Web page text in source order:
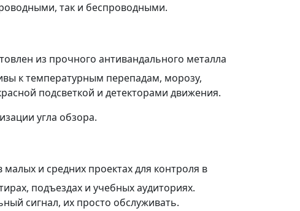
так и беспроводными.
из прочного антивандального металла
к температурным перепадам, морозу,
подсветкой и детекторами движения.
угла обзора.
и средних проектах для контроля в
подъездах и учебных аудиториях.
сигнал, их просто обслуживать.